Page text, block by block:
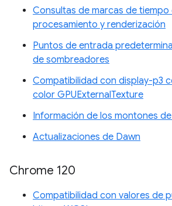
Consultas de marcas de tiempo
procesamiento y renderización
Puntos de entrada
de sombreadores
Compatibilidad con display-p3
color GPUExternalTexture
Información de los montones
Actualizaciones de Dawn
Chrome 120
Compatibilidad con valores de